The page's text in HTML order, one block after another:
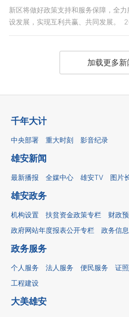
新区将做好政策支持和服务保障，全
设发展，实现互利共赢、共同发展。
加载更多新
千年大计
中央部署 重大时刻 影音纪录
雄安新闻
最新播报 全媒中心 雄安TV 图片
雄安政务
机构设置 扶贫资金政策专栏
财政
政府网站年度报表公开专栏
政务信息
政务服务
个人服务 法人服务 便民服务 证
工程建设
大美雄安